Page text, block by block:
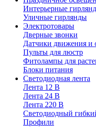
Интерьерные
Уличные гирлянды
Электротовары
Дверные звонки
Датчики движения и
Пульты для люстр
Фитолампы для
Блоки питания
Светодиодная лента
Лента 12 В
Лента 24 В
Лента 220 В
Светодиодный
Профили